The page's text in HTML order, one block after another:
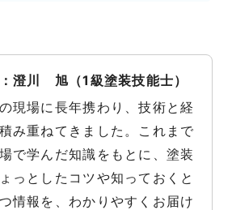
澄川 旭（1級塗装技能士）
現場に長年携わり、技術と経
み重ねてきました。これまで
で学んだ知識をもとに、塗装
っとしたコツや知っておくと
情報を、わかりやすくお届け